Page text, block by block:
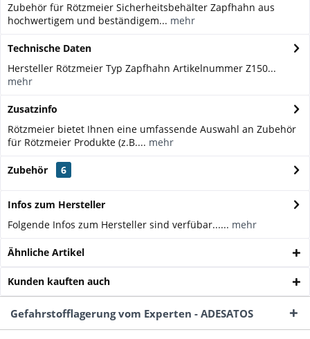
Zubehör für Rötzmeier Sicherheitsbehälter Zapfhahn aus
hochwertigem und beständigem... mehr
Technische Daten
Hersteller Rötzmeier Typ Zapfhahn Artikelnummer Z150...
mehr
Zusatzinfo
Rötzmeier bietet Ihnen eine umfassende Auswahl an Zubehör
für Rötzmeier Produkte (z.B.... mehr
Zubehör 6
Infos zum Hersteller
Folgende Infos zum Hersteller sind verfübar...... mehr
Ähnliche Artikel
Kunden kauften auch
Gefahrstofflagerung vom Experten - ADESATOS